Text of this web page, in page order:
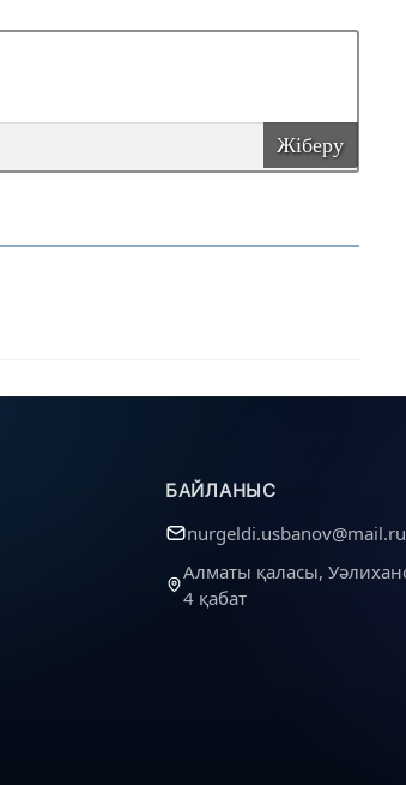
Жіберу
БАЙЛАНЫС
nurgeldi.usbanov@mail.ru
Алматы қаласы,
4 қабат